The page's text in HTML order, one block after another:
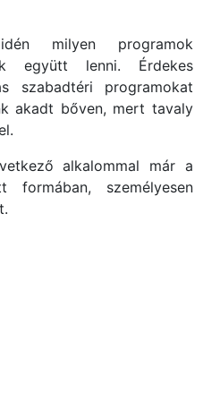
milyen programok
együtt lenni. Érdekes
szabadtéri programokat
akadt bőven, mert tavaly
alkalommal már a
formában, személyesen